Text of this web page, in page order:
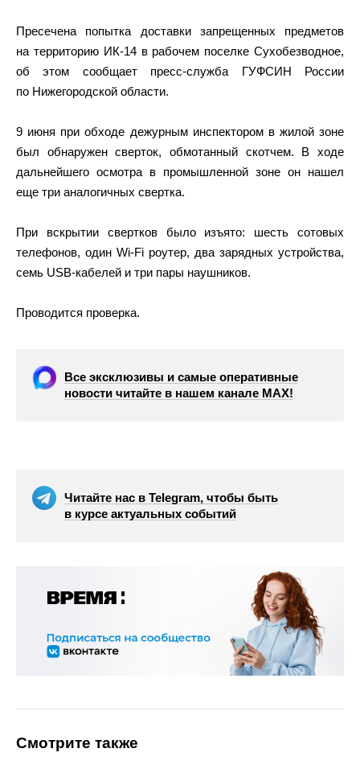
Пресечена попытка доставки запрещенных предметов
на территорию ИК-14 в рабочем поселке Сухобезводное,
об этом сообщает пресс-служба ГУФСИН России
по Нижегородской области.
9 июня при обходе дежурным инспектором в жилой зоне
был обнаружен сверток, обмотанный скотчем. В ходе
дальнейшего осмотра в промышленной зоне он нашел
еще три аналогичных свертка.
При вскрытии свертков было изъято: шесть сотовых
телефонов, один Wi-Fi роутер, два зарядных устройства,
семь USB-кабелей и три пары наушников.
Проводится проверка.
Все эксклюзивы и самые оперативные
новости читайте в нашем канале МАХ!
Читайте нас в Telegram, чтобы быть
в курсе актуальных событий
Смотрите также